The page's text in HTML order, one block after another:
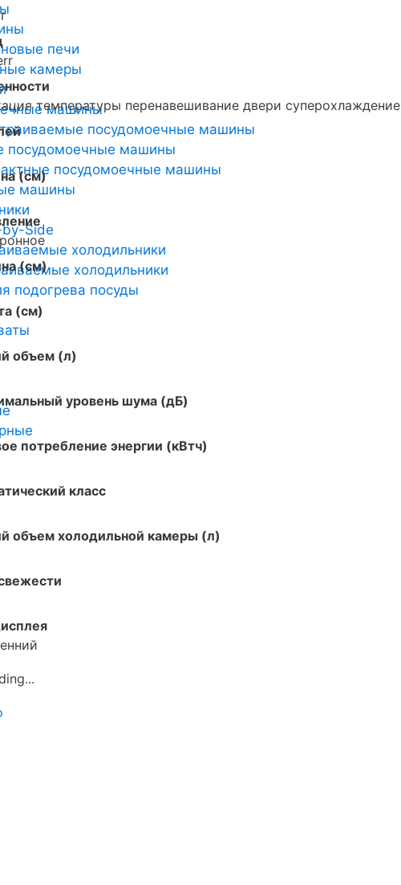
печи
камеры
машины
посудомоечные машины
посудомоечные машины
посудомоечные машины
машины
Side
холодильники
холодильники
подогрева посуды
температуры перенавешивание двери суперохлаждение
(см)
(см)
(см)
объем (л)
уровень шума (дБ)
потребление энергии (кВтч)
класс
объем холодильной камеры (л)